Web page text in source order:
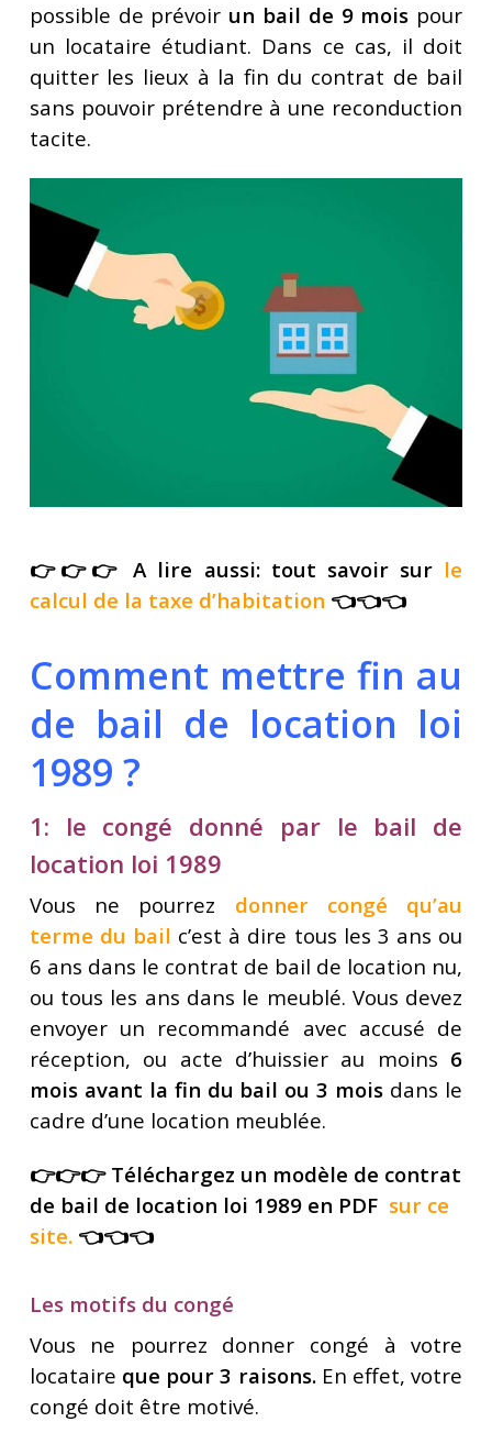
possible de prévoir un bail de 9 mois pour
un locataire étudiant. Dans ce cas, il doit
quitter les lieux à la fin du contrat de bail
sans pouvoir prétendre à une reconduction
tacite.
👉👉👉 A lire aussi: tout savoir sur le
calcul de la taxe d’habitation 👈👈👈
Comment mettre fin au
de bail de location loi
1989 ?
1: le congé donné par le bail de
location loi 1989
Vous ne pourrez donner congé qu’au
terme du bail c’est à dire tous les 3 ans ou
6 ans dans le contrat de bail de location nu,
ou tous les ans dans le meublé. Vous devez
envoyer un recommandé avec accusé de
réception, ou acte d’huissier au moins 6
mois avant la fin du bail ou 3 mois dans le
cadre d’une location meublée.
👉👉👉 Téléchargez un modèle de contrat
de bail de location loi 1989 en PDF sur ce
site.👈👈👈
Les motifs du congé
Vous ne pourrez donner congé à votre
locataire que pour 3 raisons.En effet, votre
congé doit être motivé.